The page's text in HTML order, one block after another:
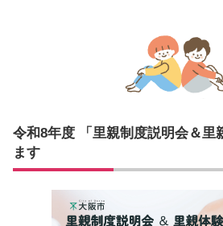
令和8年度 「里親制度説明会＆里
ます